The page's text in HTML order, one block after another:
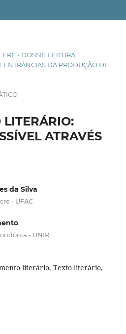
- DOSSIÊ LEITURA,
DA PRODUÇÃO DE
LITERÁRIO:
ATRAVÉS
da Silva
- UFAC
- UNIR
literário, Texto literário,